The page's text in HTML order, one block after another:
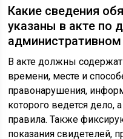
Какие сведения
указаны в акте по
В акте должны
времени, месте и
правонарушения,
которого ведется дело,
правила. Также
показания свидетелей,